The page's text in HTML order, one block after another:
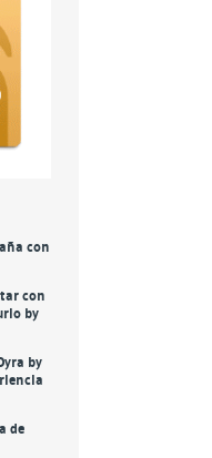
con
con
by
by
de